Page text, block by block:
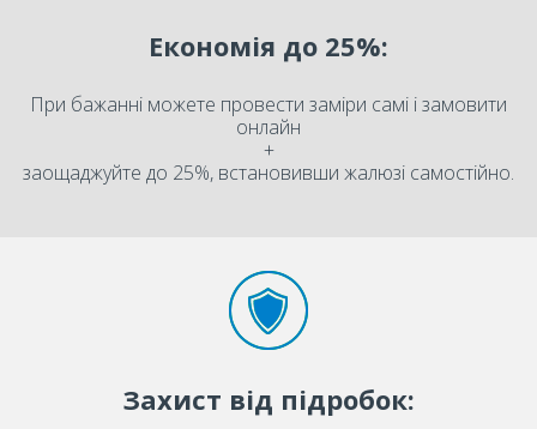
Економія до 25%:
При бажанні можете провести заміри самі і замовити
онлайн
+
заощаджуйте до 25%, встановивши жалюзі самостійно.
Захист від підробок: